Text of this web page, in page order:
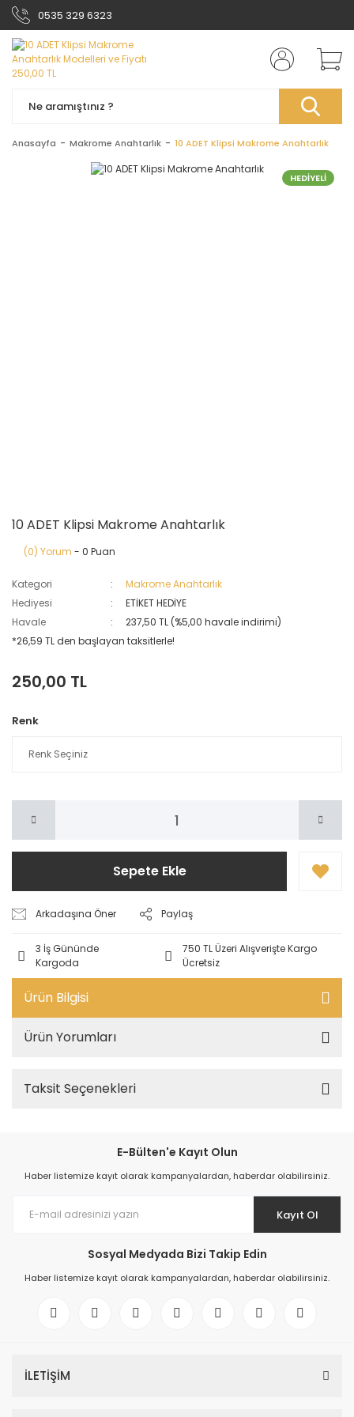
0535 329 6323
Anasayfa Makrome Anahtarlık 10 ADET Klipsi Makrome Anahtarlık
HEDİYELİ
10 ADET Klipsi Makrome Anahtarlık
(0) Yorum - 0 Puan
Kategori
Makrome Anahtarlık
Hediyesi
ETİKET HEDİYE
Havale
237,50 TL (%5,00 havale indirimi)
*26,59 TL den başlayan taksitlerle!
250,00 TL
Renk
Sepete Ekle
Arkadaşına Öner Paylaş
3 İş Gününde
Kargoda
750 TL Üzeri Alışverişte Kargo
Ücretsiz
Ürün Bilgisi
Ürün Yorumları
Taksit Seçenekleri
E-Bülten'e Kayıt Olun
Haber listemize kayıt olarak kampanyalardan, haberdar olabilirsiniz.
Kayıt Ol
Sosyal Medyada Bizi Takip Edin
Haber listemize kayıt olarak kampanyalardan, haberdar olabilirsiniz.
İLETİŞİM